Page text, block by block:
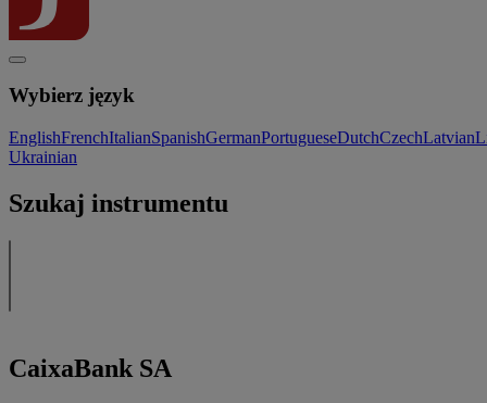
Wybierz język
EnglishFrenchItalianSpanishGermanPortugueseDutchCzechLatvian
Ukrainian
Szukaj instrumentu
CaixaBank SA